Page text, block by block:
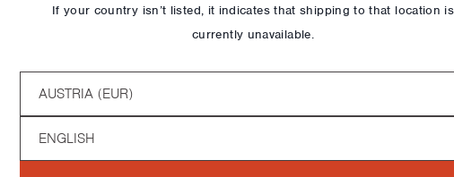
JILL
€149,00 AJOUT RAPIDE
If your country isn’t listed, it indicates that shipping to that location is
currently unavailable.
Country
Language